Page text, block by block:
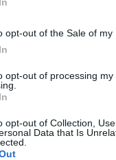
opt-out of the Sale of my
opt-out of processing
opt-out of Collection,
Data that Is
Efficacité
, et